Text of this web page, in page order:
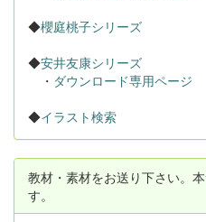
◆櫻庭桃子シリーズ
◆安井友康シリーズ
・ ダウンロード専用ページ
◆イラスト検索
教材・素材をお送り下さい。
す。